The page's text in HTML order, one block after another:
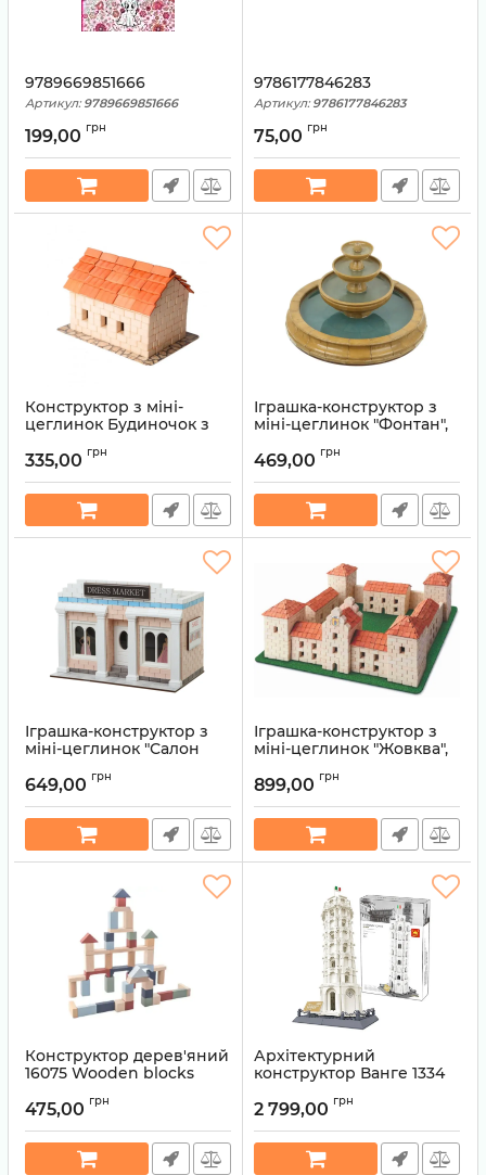
9789669851666
Артикул: 9789669851666
199,00 грн
9786177846283
Артикул: 9786177846283
75,00 грн
Конструктор з міні-
цеглинок Будиночок з
Артикул: 4820166270286
335,00 грн
Іграшка-конструктор з
міні-цеглинок "Фонтан",
Артикул: 4820166271207
469,00 грн
Іграшка-конструктор з
міні-цеглинок "Салон
Артикул: 4820166271153
649,00 грн
Іграшка-конструктор з
міні-цеглинок "Жовква",
фортець"
Артикул: 4820166270316
899,00 грн
Конструктор дерев'яний
16075 Wooden blocks
4» Cubika
Артикул: 4823056516075
475,00 грн
Архітектурний
конструктор Ванге 1334
Артикул: 694564285214
2 799,00 грн